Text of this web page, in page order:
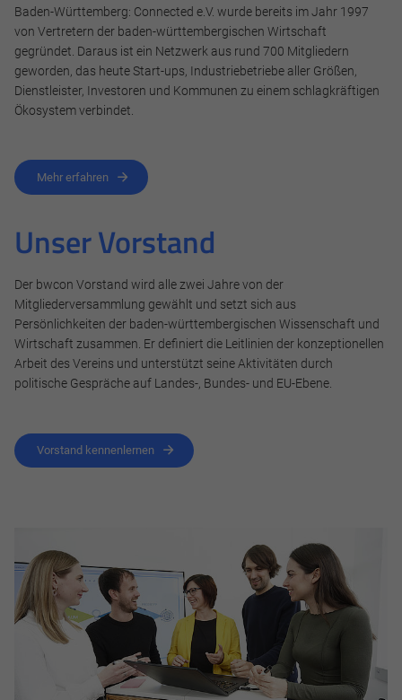
Baden-Württemberg: Connected e.V. wurde bereits im Jahr 1997
von Vertretern der baden-württembergischen Wirtschaft
gegründet. Daraus ist ein Netzwerk aus rund 700 Mitgliedern
geworden, das heute Start-ups, Industriebetriebe aller Größen,
Dienstleister, Investoren und Kommunen zu einem schlagkräftigen
Ökosystem verbindet.
Mehr erfahren
Unser Vorstand
Der bwcon Vorstand wird alle zwei Jahre von der
Mitgliederversammlung gewählt und setzt sich aus
Persönlichkeiten der baden-württembergischen Wissenschaft und
Wirtschaft zusammen. Er definiert die Leitlinien der konzeptionellen
Arbeit des Vereins und unterstützt seine Aktivitäten durch
politische Gespräche auf Landes-, Bundes- und EU-Ebene.
Vorstand kennenlernen